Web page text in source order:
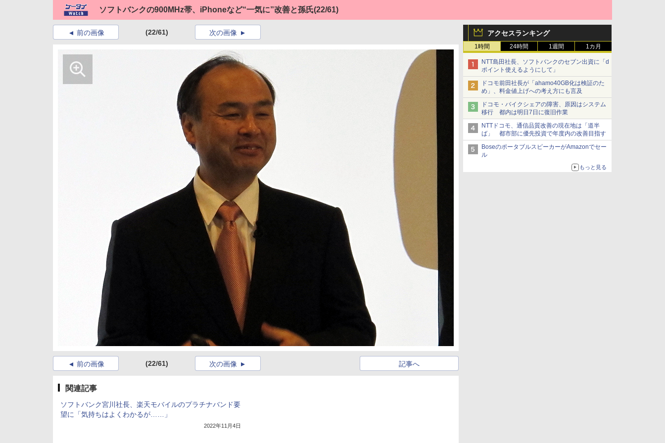
ソフトバンクの900MHz帯、iPhoneなど“一気に”改善と孫氏(22/61)
アクセスランキング
1時間 24時間 1週間 1カ月
NTT島田社長、ソフトバンクのセブン出資に「d
ポイント使えるようにして」
ドコモ前田社長が「ahamo40GB化は検証のた
め」、料金値上げへの考え方にも言及
ドコモ・バイクシェアの障害、原因はシステム
移行 都内は明日7日に復旧作業
NTTドコモ、通信品質改善の現在地は「道半
ば」 都市部に優先投資で年度内の改善目指す
BoseのポータブルスピーカーがAmazonでセー
ル
もっと見る
前の画像 (22/61) 次の画像
前の画像 (22/61) 記事へ
次の画像
関連記事
ソフトバンク宮川社長、楽天モバイルのプラチナバンド要
望に「気持ちはよくわかるが……」
2022年11月4日